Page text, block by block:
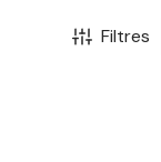
Filtres